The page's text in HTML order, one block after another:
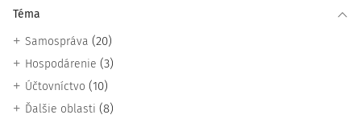
Téma
Samospráva (20)
Hospodárenie (3)
Účtovníctvo (10)
Ďalšie oblasti (8)